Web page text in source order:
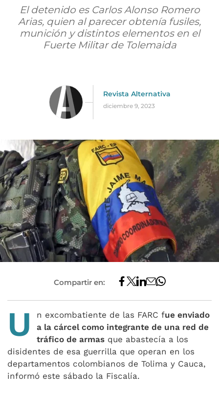
El detenido es Carlos Alonso Romero
Arias, quien al parecer obtenía fusiles,
munición y distintos elementos en el
Fuerte Militar de Tolemaida
Revista Alternativa
diciembre 9, 2023
Compartir en:
U n excombatiente de las FARC fue enviado
a la cárcel como integrante de una red de
tráfico de armas que abastecía a los
disidentes de esa guerrilla que operan en los
departamentos colombianos de Tolima y Cauca,
informó este sábado la Fiscalía.